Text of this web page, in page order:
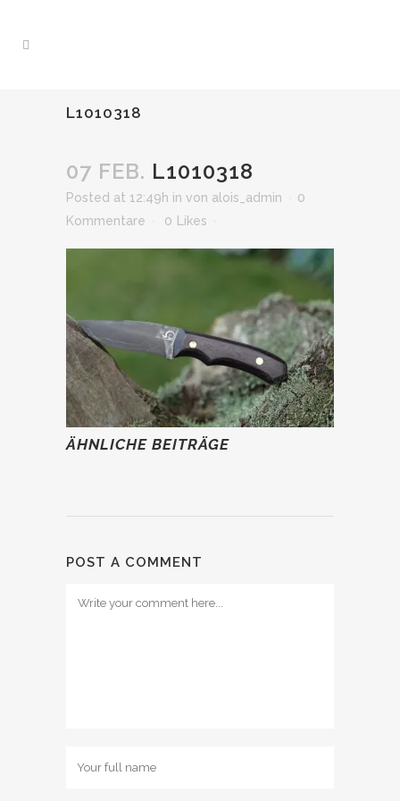
L1010318
07 FEB. L1010318
Posted at 12:49h in von alois_admin
0
Kommentare
0 Likes
ÄHNLICHE BEITRÄGE
POST A COMMENT